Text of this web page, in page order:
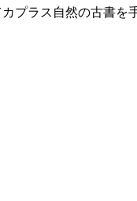
プラス自然の古書を